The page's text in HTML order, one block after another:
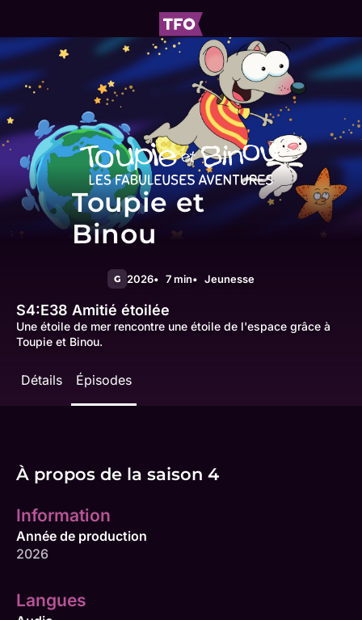
Toupie et
Binou
G 2026 7 min Jeunesse
S4:E38 Amitié étoilée
Une étoile de mer rencontre une étoile de l'espace grâce à
Toupie et Binou.
Détails Épisodes
À propos de la saison 4
Information
Année de production
2026
Langues